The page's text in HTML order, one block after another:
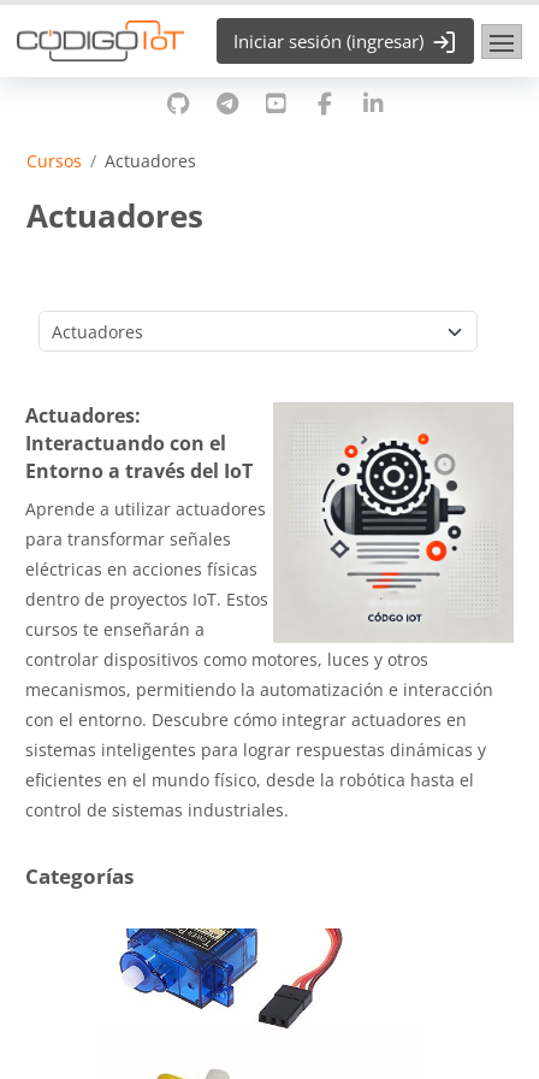
Saltar al contenido principal
Iniciar sesión (ingresar)
Cursos Actuadores
Actuadores
Actuadores:
Interactuando con el
Entorno a través del IoT
Aprende a utilizar actuadores
para transformar señales
eléctricas en acciones físicas
dentro de proyectos IoT. Estos
cursos te enseñarán a
controlar dispositivos como motores, luces y otros
mecanismos, permitiendo la automatización e interacción
con el entorno. Descubre cómo integrar actuadores en
sistemas inteligentes para lograr respuestas dinámicas y
eficientes en el mundo físico, desde la robótica hasta el
control de sistemas industriales.
Categorías